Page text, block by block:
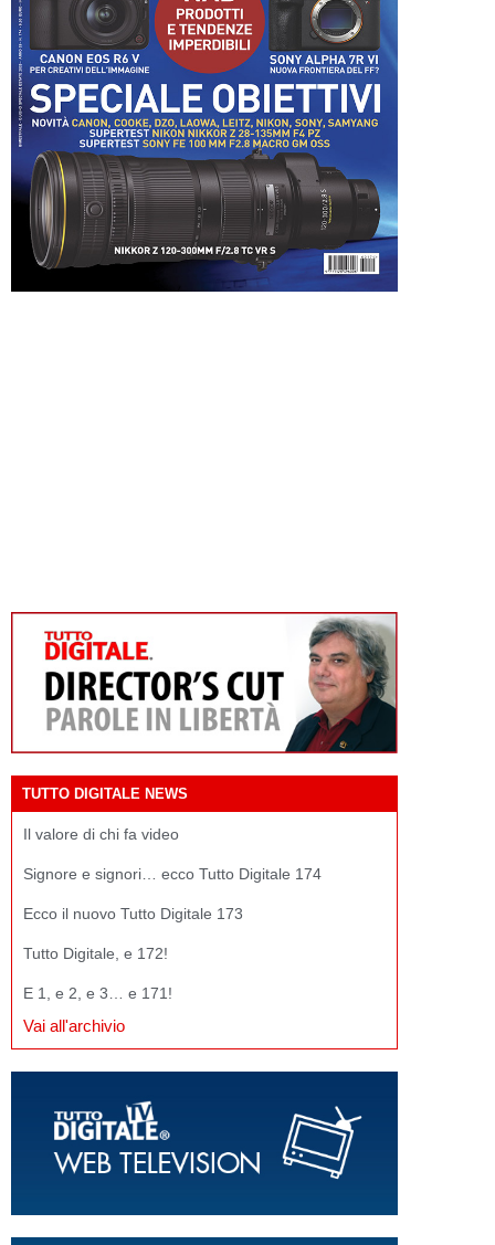
TUTTO DIGITALE NEWS
Il valore di chi fa video
Signore e signori… ecco Tutto Digitale 174
Ecco il nuovo Tutto Digitale 173
Tutto Digitale, e 172!
E 1, e 2, e 3… e 171!
Vai all'archivio